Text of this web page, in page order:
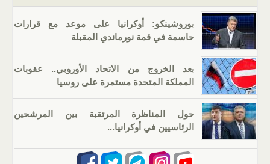
بوروشينكو: أوكرانيا على موعد مع قرارات
حاسمة في قمة نورماندي المقبلة
بعد الخروج من الاتحاد الأوروبي.. عقوبات
المملكة المتحدة مستمرة على روسيا
حول المناظرة المرتقبة بين المرشحين
الرئاسيين في أوكرانيا...